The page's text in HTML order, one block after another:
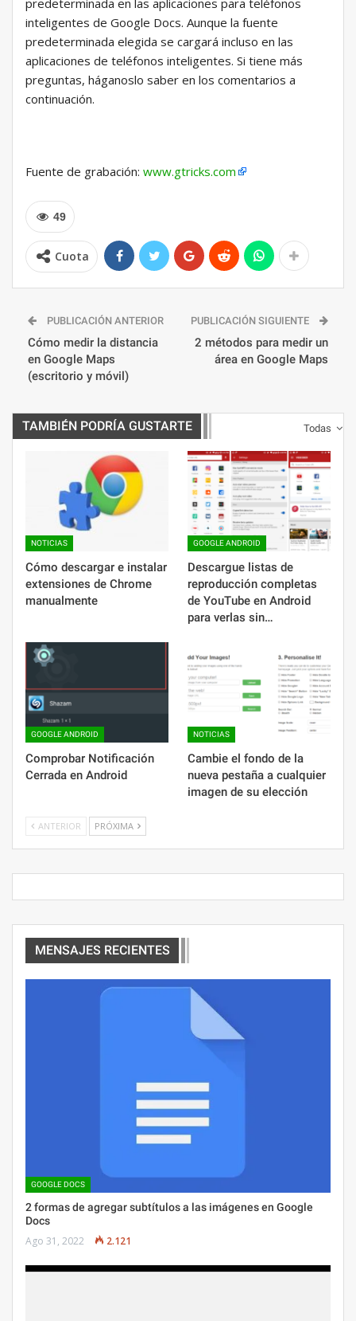
inteligentes de Google Docs. Aunque la fuente
predeterminada elegida se cargará incluso en las
aplicaciones de teléfonos inteligentes. Si tiene más
preguntas, háganoslo saber en los comentarios a
continuación.
Fuente de grabación: www.gtricks.com
49
Cuota
PUBLICACIÓN ANTERIOR
Cómo medir la distancia
en Google Maps
(escritorio y móvil)
PUBLICACIÓN SIGUIENTE
2 métodos para medir un
área en Google Maps
Todas
TAMBIÉN PODRÍA GUSTARTE
NOTICIAS
Cómo descargar e instalar
extensiones de Chrome
manualmente
GOOGLE ANDROID
Descargue listas de
reproducción completas
de YouTube en Android
para verlas sin…
GOOGLE ANDROID
Comprobar Notificación
Cerrada en Android
NOTICIAS
Cambie el fondo de la
nueva pestaña a cualquier
imagen de su elección
ANTERIOR PRÓXIMA
MENSAJES RECIENTES
GOOGLE DOCS
2 formas de agregar subtítulos a las imágenes en Google
Docs
Ago 31, 2022 2.121